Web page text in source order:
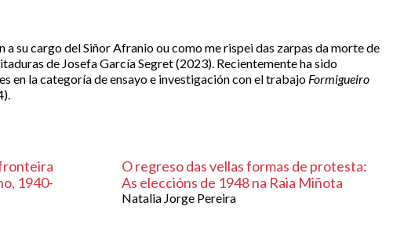
su cargo del Siñor Afranio ou como me rispei das zarpas da morte de
de Josefa García Segret (2023). Recientemente ha sido
en la categoría de ensayo e investigación con el trabajo Formigueiro
1940-
O regreso das vellas formas de protesta:
As eleccións de 1948 na Raia Miñota
Natalia Jorge Pereira